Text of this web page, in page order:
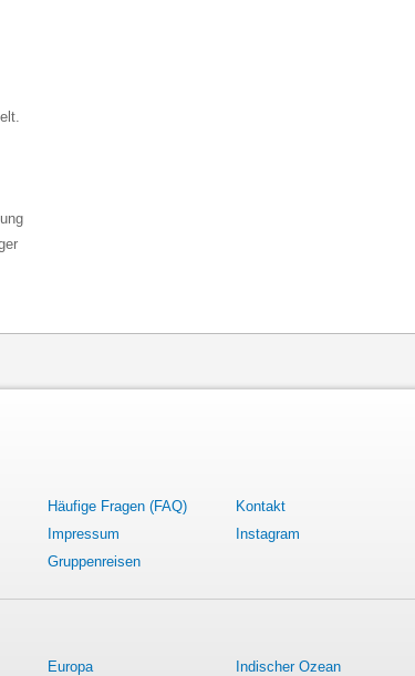
Häufige Fragen (FAQ)
Kontakt
Impressum
Instagram
Gruppenreisen
Europa Indischer Ozean